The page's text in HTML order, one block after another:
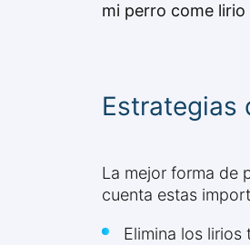
mi perro come lirio
Estrategias
La mejor forma de
cuenta estas
Elimina los